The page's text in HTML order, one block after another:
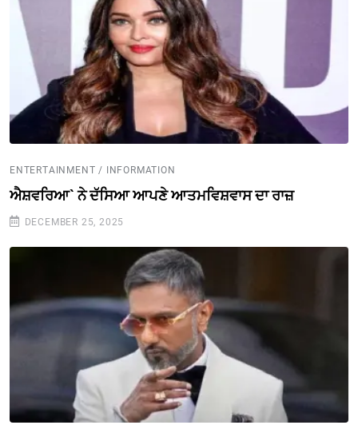
ENTERTAINMENT / INFORMATION
ਐਸ਼ਵਰਿਆ` ਨੇ ਦੱਸਿਆ ਆਪਣੇ ਆਤਮਵਿਸ਼ਵਾਸ ਦਾ ਰਾਜ਼
DECEMBER 25, 2025